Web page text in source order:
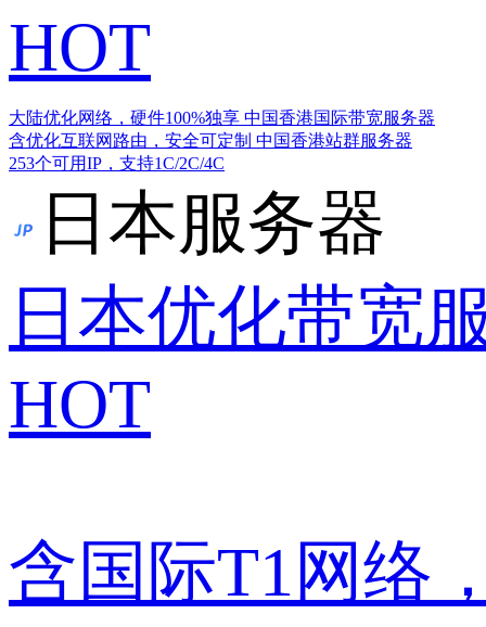
HOT
大陆优化网络，硬件100%独享 中国香港国际带宽服务器
含优化互联网路由，安全可定制 中国香港站群服务器
253个可用IP，支持1C/2C/4C
日本服务器
日本优化带宽
HOT
含国际T1网络